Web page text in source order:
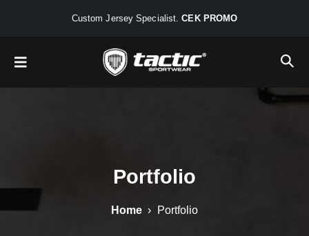
Custom Jersey Specialist.CEK PROMO
Portfolio
Home › Portfolio